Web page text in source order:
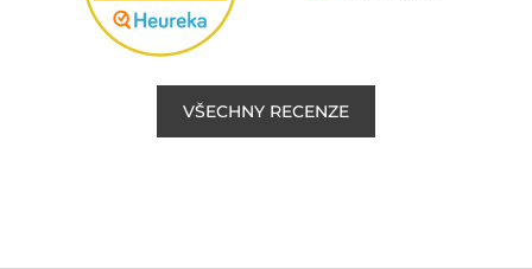
VŠECHNY RECENZE